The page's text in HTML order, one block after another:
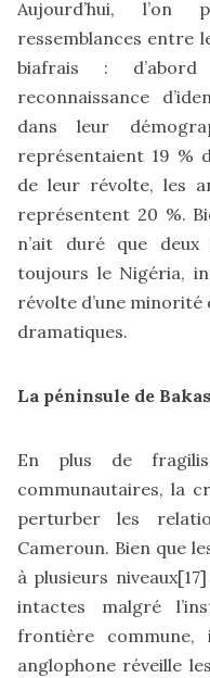
Aujourd’hui,
ressemblances entre
biafrais :
reconnaissance
dans leur
représentaient 19 %
de leur révolte, les
représentent 20 %.
n’ait duré que
toujours le Nigéria,
révolte d’une
dramatiques.
La péninsule de
En plus de
communautaires, la
perturber les
Cameroun. Bien que
à plusieurs niveaux[17]
intactes malgré
frontière
anglophone réveille